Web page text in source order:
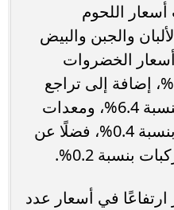
اللحوم
6.4%، والألبان والجبن والبيض
أسعار الخضروات
انخفاضًا ملحوظًا بلغ 12.1%، إضافة إلى تراجع
أسعار الأمتعة الشخصية بنسبة 6.4%، ومعدات
خدمات الهاتف والفاكس بنسبة 0.4%، فضلًا عن
بنسبة 0.2%.
في أسعار عدد